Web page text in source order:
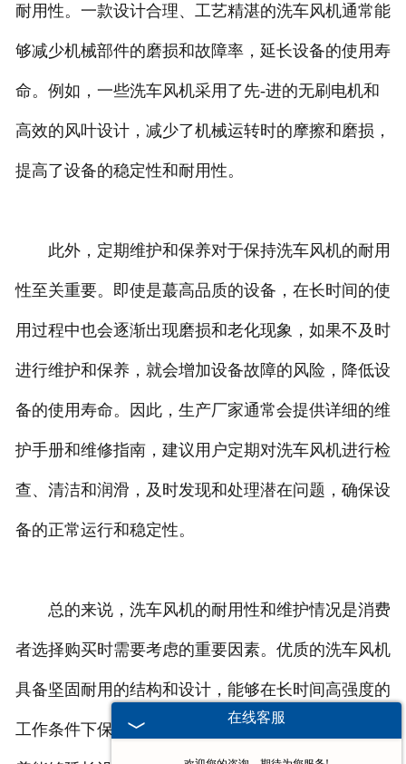
耐用性。一款设计合理、工艺精湛的洗车风机通常能
够减少机械部件的磨损和故障率，延长设备的使用寿
命。例如，一些洗车风机采用了先-进的无刷电机和
高效的风叶设计，减少了机械运转时的摩擦和磨损，
提高了设备的稳定性和耐用性。
此外，定期维护和保养对于保持洗车风机的耐用
性至关重要。即使是蕞高品质的设备，在长时间的使
用过程中也会逐渐出现磨损和老化现象，如果不及时
进行维护和保养，就会增加设备故障的风险，降低设
备的使用寿命。因此，生产厂家通常会提供详细的维
护手册和维修指南，建议用户定期对洗车风机进行检
查、清洁和润滑，及时发现和处理潜在问题，确保设
备的正常运行和稳定性。
总的来说，洗车风机的耐用性和维护情况是消费
者选择购买时需要考虑的重要因素。优质的洗车风机
具备坚固耐用的结构和设计，能够在长时间高强度的
工作条件下保持稳定的性能，并且通过定期维护和保
在线客服